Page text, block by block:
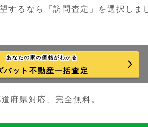
するなら「訪問査定」を選択しま
あなたの家の価格がわかる
バット不動産一括査定
府県対応、完全無料。